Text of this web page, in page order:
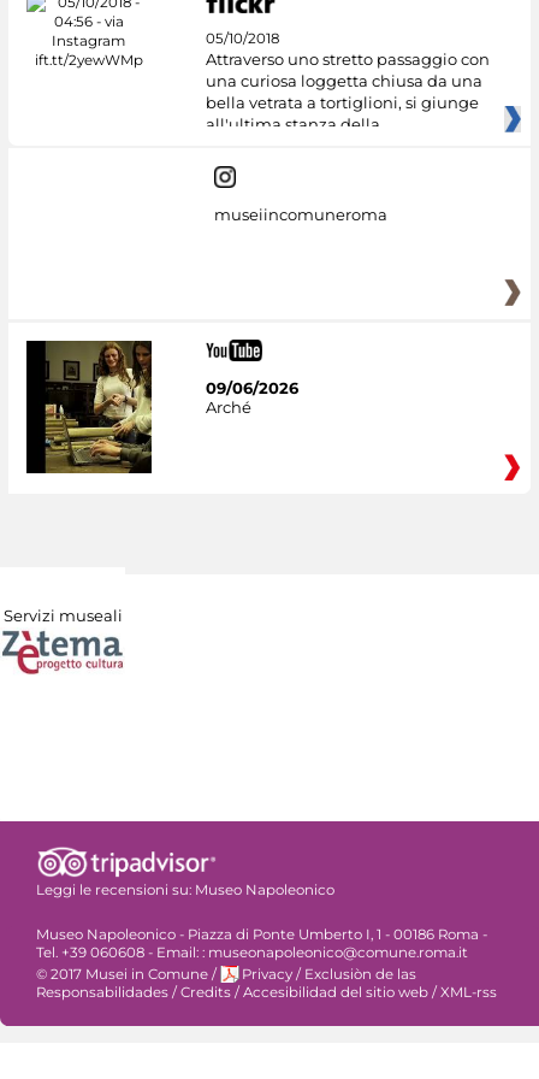
05/10/2018
Attraverso uno stretto passaggio con
una curiosa loggetta chiusa da una
bella vetrata a tortiglioni, si giunge
all'ultima stanza della
museiincomuneroma
09/06/2026
Arché
Servizi museali
Leggi le recensioni su: Museo Napoleonico
Museo Napoleonico - Piazza di Ponte Umberto I, 1 - 00186 Roma -
Tel. +39 060608 - Email: : museonapoleonico@comune.roma.it
© 2017 Musei in Comune / Privacy / Exclusiòn de las
Responsabilidades /Credits /Accesibilidad del sitio web /XML-rss